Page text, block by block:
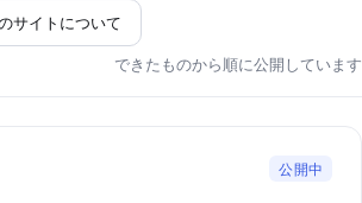
サイトについて
できたものから順に公開しています
公開中